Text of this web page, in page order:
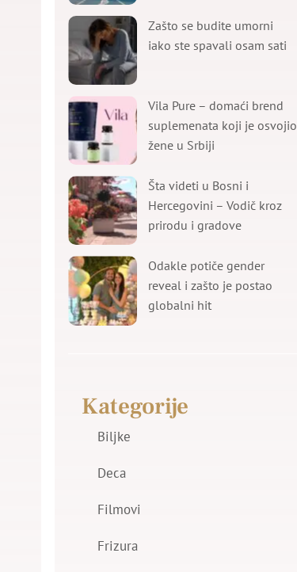
Zašto se budite umorni
iako ste spavali osam sati
Vila Pure – domaći brend
suplemenata koji je osvojio
žene u Srbiji
Šta videti u Bosni i
Hercegovini – Vodič kroz
prirodu i gradove
Odakle potiče gender
reveal i zašto je postao
globalni hit
Kategorije
Biljke
Deca
Filmovi
Frizura